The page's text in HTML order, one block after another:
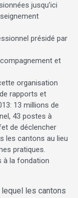
jusqu’ici
présidé par
et
organisation
rapports et
13 millions de
43 postes à
de déclencher
les cantons au lieu
pratiques.
à la fondation
lequel les cantons